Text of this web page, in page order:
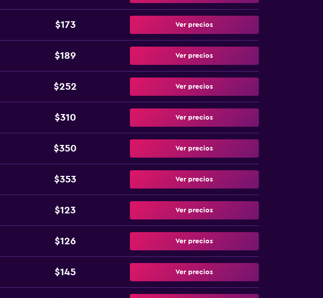
$173 Ver precios
$189 Ver precios
$252 Ver precios
$310 Ver precios
$350 Ver precios
$353 Ver precios
$123 Ver precios
$126 Ver precios
$145 Ver precios